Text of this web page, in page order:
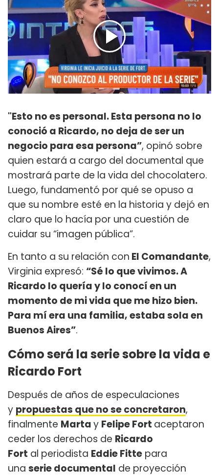
"Esto no es personal. Esta persona no lo
conoció a Ricardo, no deja de ser un
negocio para esa persona”, opinó sobre
quien estará a cargo del documental que
mostrará parte de la vida del chocolatero.
Luego, fundamentó por qué se opuso a
que su nombre esté en la historia y dejó en
claro que lo hacía por una cuestión de
cuidar su “imagen pública”.
En tanto a su relación con El Comandante,
Virginia expresó: “Sé lo que vivimos. A
Ricardo lo quería y lo conocí en un
momento de mi vida que me hizo bien.
Para mí era una familia, estaba sola en
Buenos Aires”.
Cómo será la serie sobre la vida e
Ricardo Fort
Después de años de especulaciones
y propuestas que no se concretaron,
finalmente Martay Felipe Fort aceptaron
ceder los derechos de Ricardo
Fort al periodista Eddie Fitte para
una serie documental de proyección